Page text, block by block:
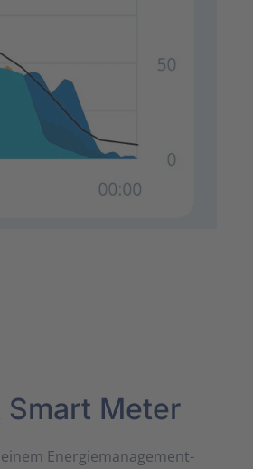
Smart Meter
Energie­management­